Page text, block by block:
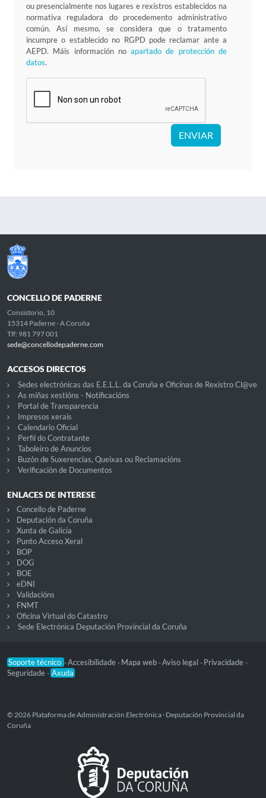
ou presencialmente nos lugares e rexistros establecidos na
normativa reguladora do procedemento administrativo
común. Así mesmo, se considera que o tratamento
incumpre o establecido no RGPD pode reclamar ante a
AEPD. Máis información no apartado de protección de
datos.
ENVIAR
CONCELLO DE PADERNE
Consistorio, 10
15314 Paderne - A Coruña
Tlf: 981 797 001
sede@concellodepaderne.com
ACCESOS DIRECTOS
Sedes electrónicas das E.E.L.L. da Coruña e Oficinas de Rexistro Cl@ve
As miñas xestións - Notificacións
Portal de Transparencia
Impresos xerais
Calendario Oficial
Perfil do Contratante
Taboleiro de Anuncios
Buzón de Suxerencias, Queixas ou Reclamacións
Verificación de Documentos
ENLACES DE INTERESE
Concello de Paderne
Deputación da Coruña
Xunta de Galicia
Punto Acceso Xeral
BOP
DOG
BOE
eDNI
Validacións
FNMT
Oficina Virtual do Catastro
Sede Electrónica Deputación Provincial da Coruña
Soporte técnico -Accesibilidade - Mapa web -Aviso legal - Privacidade -
Seguridade - Axuda
© 2026 Plataforma de Administración Electrónica · Deputación Provincial da
Coruña